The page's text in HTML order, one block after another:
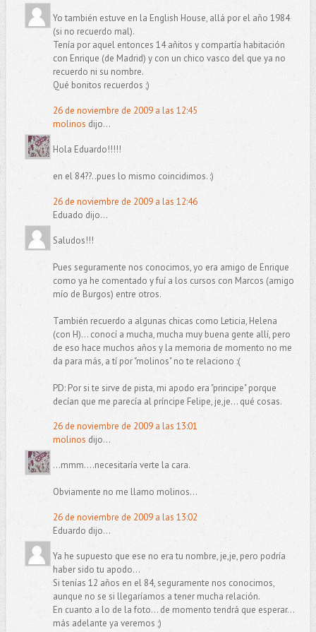
Yo también estuve en la English House, allá por el año 1984
(si no recuerdo mal).
Tenía por aquel entonces 14 añitos y compartía habitación
con Enrique (de Madrid) y con un chico vasco del que ya no
recuerdo ni su nombre.
Qué bonitos recuerdos ;)
26 de noviembre de 2009 a las 12:45
molinos dijo...
Hola Eduardo!!!!!
en el 84??..pues lo mismo coincidimos. :)
26 de noviembre de 2009 a las 12:46
Eduado dijo...
Saludos!!!
Pues seguramente nos conocimos, yo era amigo de Enrique
como ya he comentado y fuí a los cursos con Marcos (amigo
mío de Burgos) entre otros.
También recuerdo a algunas chicas como Leticia, Helena
(con H)... conocí a mucha, mucha muy buena gente allí, pero
de eso hace muchos años y la memoria de momento no me
da para más, a tí por "molinos" no te relaciono :(
PD: Por si te sirve de pista, mi apodo era "principe" porque
decían que me parecía al príncipe Felipe, je,je... qué cosas.
26 de noviembre de 2009 a las 13:01
molinos dijo...
...mmm....necesitaría verte la cara.
Obviamente no me llamo molinos...
26 de noviembre de 2009 a las 13:02
Eduardo dijo...
Ya he supuesto que ese no era tu nombre, je,je, pero podría
haber sido tu apodo...
Si tenías 12 años en el 84, seguramente nos conocimos,
aunque no se si llegaríamos a tener mucha relación.
En cuanto a lo de la foto... de momento tendrá que esperar...
más adelante ya veremos ;)